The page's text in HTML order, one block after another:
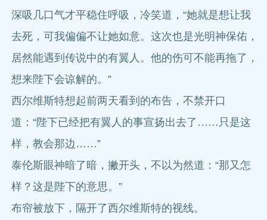
深吸几口气才平稳住呼吸，冷笑道，“她就是想让我
去死，可我偏偏不让她如意。这次也是光明神保佑，
居然能遇到传说中的有翼人。他的伤可不能再拖了，
想来陛下会谅解的。”
西尔维斯特想起前两天看到的布告，不禁开口
道：“陛下已经把有翼人的事宣扬出去了……只是这
样，教会那边……”
泰伦斯眼神暗了暗，撇开头，不以为然道：“那又怎
样？这是陛下的意思。”
布帘被放下，隔开了西尔维斯特的视线。